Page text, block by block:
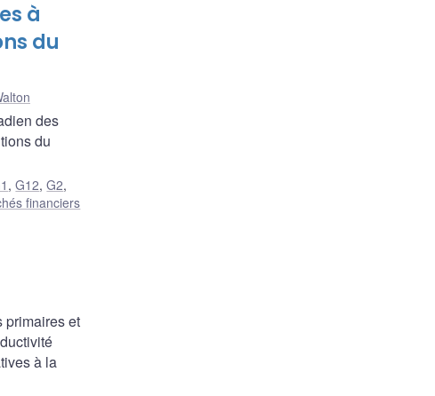
à
du
des
du
,G12,G2,
financiers
primaires et
à la